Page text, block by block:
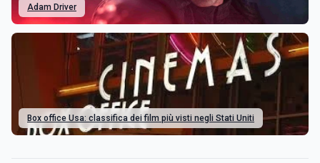
Adam Driver
Box office Usa: classifica dei film più visti negli Stati Uniti